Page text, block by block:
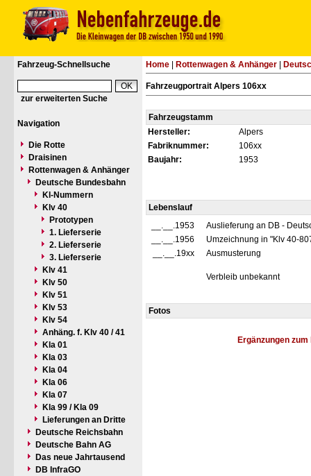
Fahrzeug-Schnellsuche
zur erweiterten Suche
Navigation
Die Rotte
Draisinen
Rottenwagen & Anhänger
Deutsche Bundesbahn
Kl-Nummern
Klv 40
Prototypen
1. Lieferserie
2. Lieferserie
3. Lieferserie
Klv 41
Klv 50
Klv 51
Klv 53
Klv 54
Anhäng. f. Klv 40 / 41
Kla 01
Kla 03
Kla 04
Kla 06
Kla 07
Kla 99 / Kla 09
Lieferungen an Dritte
Deutsche Reichsbahn
Deutsche Bahn AG
Das neue Jahrtausend
DB InfraGO
Home Rottenwagen & Anhänger
Fahrzeugportrait Alpers 106xx
Fahrzeugstamm
Hersteller:
Alpers
Fabriknummer:
106xx
Baujahr:
1953
Lebenslauf
__.__.1953
Auslieferung an DB -
__.__.1956
Umzeichnung in "Klv 40-
__.__.19xx
Ausmusterung
Verbleib unbekannt
Fotos
Ergänzungen